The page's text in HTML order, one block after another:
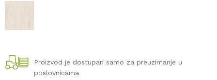
Proizvod je dostupan samo za preuzimanje u
poslovnicama